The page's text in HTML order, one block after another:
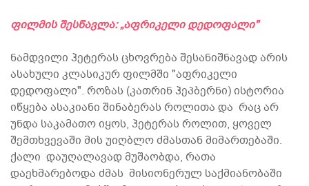
ფილმის შესწავლა: „აფრიკელი დედოფალი"
ნამდვილი ჰეტერას ცხოვრება შესანიშნავად არის
ასახული კლასიკურ ფილმში "აფრიკელი
დედოფალი". როზას (კათრინ ჰეპბერნი) ისტორია
იწყება ასაკიანი შინაბერას როლითა და რაც არ
უნდა საკამათო იყოს, ჰეტერას როლით, ყოველ
შემთხვევაში მის უიღბლო ძმასთან მიმართებაში.
ქალი დაუღალავად მუშაობდა, რათა
დაეხმარებოდა ძმას მისიონერულ საქმიანობაში